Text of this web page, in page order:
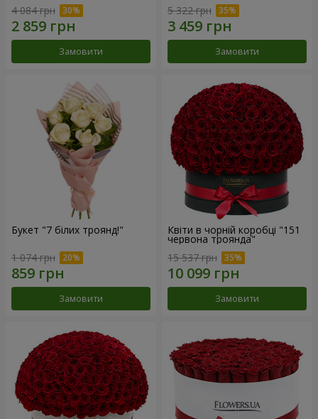
4 084 грн
Замовити
5 322 грн
Замовити
Букет "7 білих троянд!"
1 074 грн
Замовити
Квіти в чорній коробці "151
червона троянда"
15 537 грн
Замовити